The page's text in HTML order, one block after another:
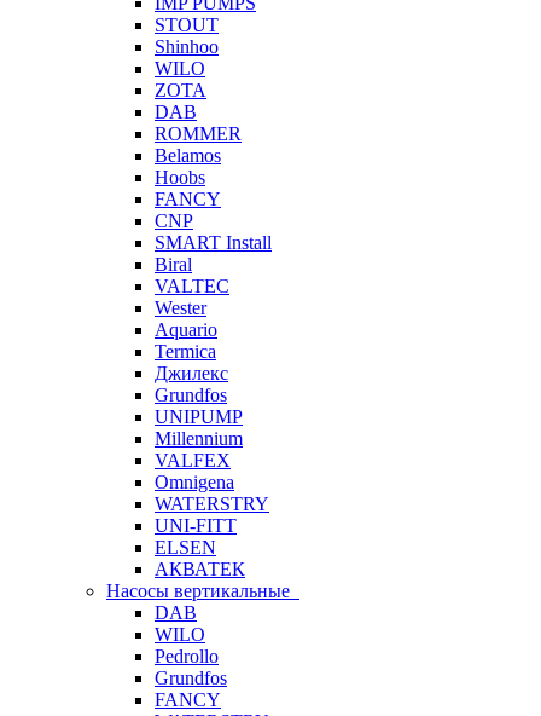
STOUT
Shinhoo
WILO
ZOTA
DAB
ROMMER
Belamos
Hoobs
FANCY
CNP
SMART Install
Biral
VALTEC
Wester
Aquario
Termica
Джилекс
Grundfos
UNIPUMP
Millennium
VALFEX
Omnigena
WATERSTRY
UNI-FITT
ELSEN
АКВАТЕК
Насосы вертикальные
DAB
WILO
Pedrollo
Grundfos
FANCY